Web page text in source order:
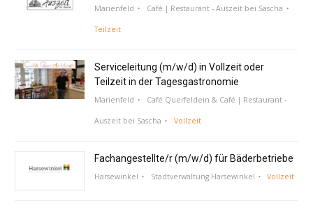
Marienfeld Café | Restaurant - Auszeit bei Sascha
Teilzeit
Serviceleitung (m/w/d) in Vollzeit oder
Teilzeit in der Tagesgastronomie
Marienfeld Café Querfeldein & Café | Restaurant -
Auszeit bei Sascha Vollzeit
Fachangestellte/r (m/w/d) für Bäderbetriebe
Harsewinkel Stadtverwaltung Harsewinkel Vollzeit